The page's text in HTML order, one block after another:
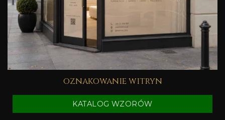
oznakowanie witryn
KATALOG WZORÓW